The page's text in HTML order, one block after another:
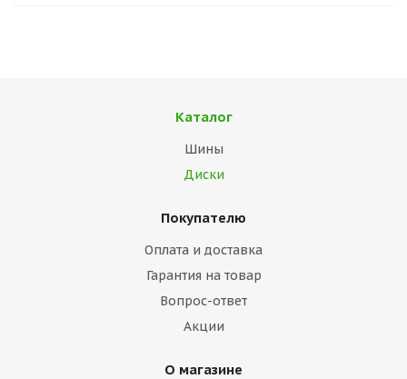
Каталог
Шины
Диски
Покупателю
Оплата и доставка
Гарантия на товар
Вопрос-ответ
Акции
О магазине